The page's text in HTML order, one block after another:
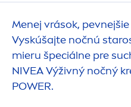
Menej vrások,
Vyskúšajte nočnú
mieru špeciálne pre
NIVEAVýživný nočný
POWER.